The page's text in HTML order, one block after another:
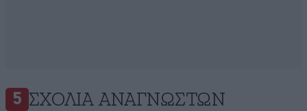
5 ΣΧΌΛΙΑ ΑΝΑΓΝΩΣΤΏΝ